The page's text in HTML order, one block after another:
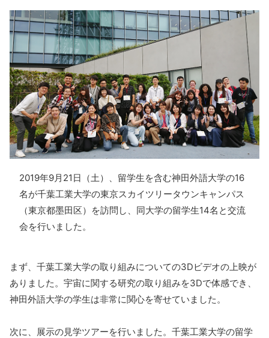
2019年9月21日（土）、留学生を含む神田外語大学の16
名が千葉工業大学の東京スカイツリータウンキャンパス
（東京都墨田区）を訪問し、同大学の留学生14名と交流
会を行いました。
まず、千葉工業大学の取り組みについての3Dビデオの上映が
ありました。宇宙に関する研究の取り組みを3Dで体感でき、
神田外語大学の学生は非常に関心を寄せていました。
次に、展示の見学ツアーを行いました。千葉工業大学の留学